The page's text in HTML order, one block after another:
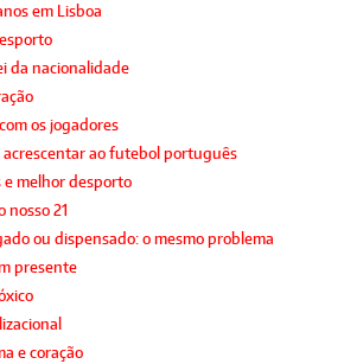
em Lisboa
da nacionalidade
os jogadores
acrescentar ao futebol português
e melhor desporto
nosso 21
ou dispensado: o mesmo problema
presente
e coração